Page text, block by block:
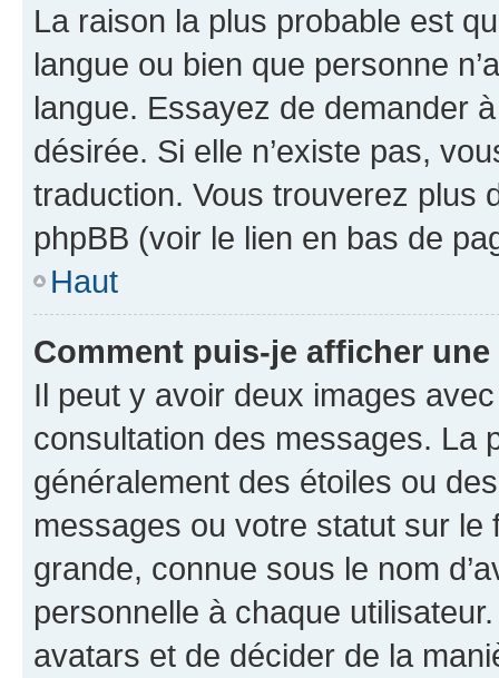
La raison la plus probable est
langue ou bien que personne
langue. Essayez de demander
désirée. Si elle n’existe pas,
traduction. Vous trouverez plus
phpBB (voir le lien en bas de
Haut
Comment puis-je afficher
Il peut y avoir deux images
consultation des messages. La
généralement des étoiles ou
messages ou votre statut sur
grande, connue sous le nom
personnelle à chaque utilisateur.
avatars et de décider de la